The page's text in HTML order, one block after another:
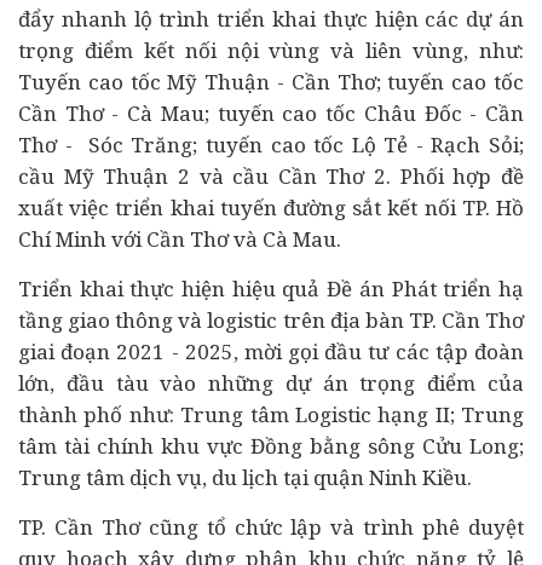
đẩy nhanh lộ trình triển khai thực hiện các dự án
trọng điểm kết nối nội vùng và liên vùng, như:
Tuyến cao tốc Mỹ Thuận - Cần Thơ; tuyến cao tốc
Cần Thơ - Cà Mau; tuyến cao tốc Châu Đốc - Cần
Thơ - Sóc Trăng; tuyến cao tốc Lộ Tẻ - Rạch Sỏi;
cầu Mỹ Thuận 2 và cầu Cần Thơ 2. Phối hợp đề
xuất việc triển khai tuyến đường sắt kết nối TP. Hồ
Chí Minh với Cần Thơ và Cà Mau.
Triển khai thực hiện hiệu quả Đề án Phát triển hạ
tầng giao thông và logistic trên địa bàn TP. Cần Thơ
giai đoạn 2021 - 2025, mời gọi đầu tư các tập đoàn
lớn, đầu tàu vào những dự án trọng điểm của
thành phố như: Trung tâm Logistic hạng II; Trung
tâm tài chính khu vực Đồng bằng sông Cửu Long;
Trung tâm dịch vụ, du lịch tại quận Ninh Kiều.
TP. Cần Thơ cũng tổ chức lập và trình phê duyệt
quy hoạch xây dựng phân khu chức năng tỷ lệ